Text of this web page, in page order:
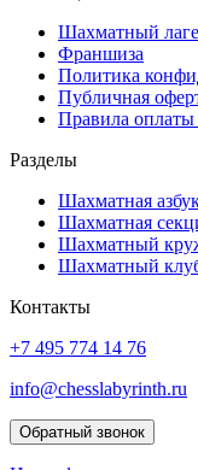
Шахматный
Франшиза
Политика
Публичная
Правила оплаты
Разделы
Шахматная
Шахматная
Шахматный
Шахматный
Контакты
+7 495 774 14 76
info@chesslabyrinth.ru
Обратный звонок